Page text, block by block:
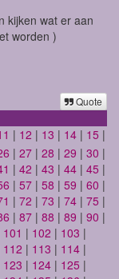
kijken wat er aan
worden )
Quote
| 12 | 13 | 14 | 15 |
| 27 | 28 | 29 | 30 |
| 42 | 43 | 44 | 45 |
| 57 | 58 | 59 | 60 |
| 72 | 73 | 74 | 75 |
| 87 | 88 | 89 | 90 |
101 | 102 | 103 |
112 | 113 | 114 |
123 | 124 | 125 |